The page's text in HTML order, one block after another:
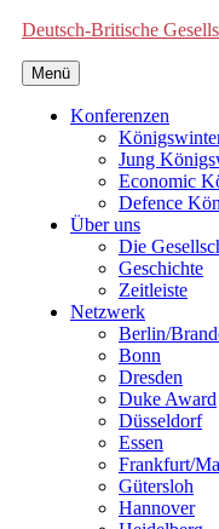
Deutsch-Britische
Menü
Konferenzen
Jung
Economic
Defence
Über uns
Die
Geschichte
Zeitleiste
Netzwerk
Berlin/
Bonn
Dresden
Duke Award
Düsseldorf
Essen
Frankfurt/
Gütersloh
Hannover